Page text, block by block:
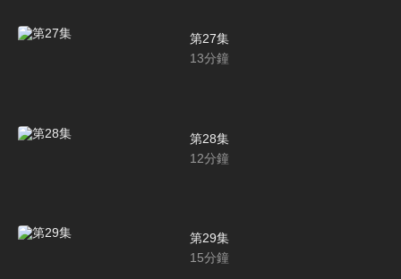
第27集
13分鐘
第28集
12分鐘
第29集
15分鐘